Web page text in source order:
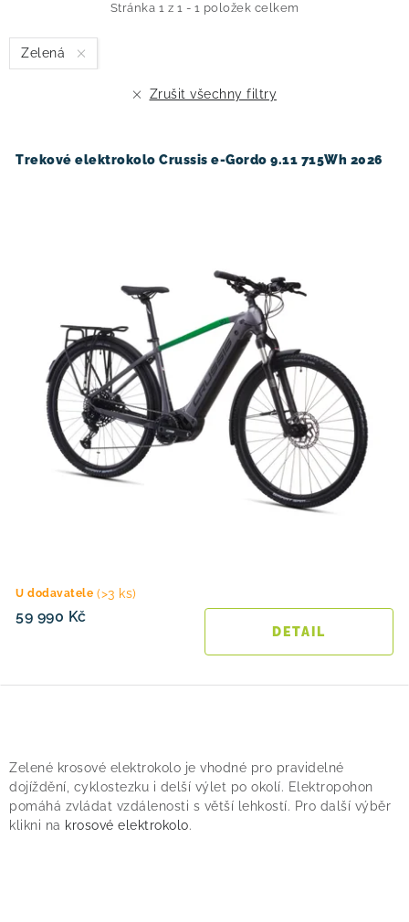
s
p
u
Stránka 1 z 1 - 1 položek celkem
n
í
d
Zelená
Zrušit všechny filtry
Trekové elektrokolo Crussis e-Gordo 9.11 715Wh 2026
U dodavatele (>3 ks)
59 990 Kč
v
l
á
d
Zelené krosové elektrokolo je vhodné pro pravidelné
dojíždění, cyklostezku i delší výlet po okolí. Elektropohon
pomáhá zvládat vzdálenosti s větší lehkostí. Pro další výběr
klikni na krosové elektrokolo.